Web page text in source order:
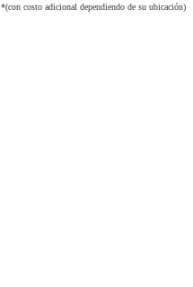
*(con costo adicional dependiendo de su ubicación)